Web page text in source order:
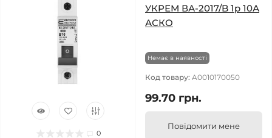
0
УКРЕМ ВА-2017/B 1р 10А
АСКО
Немає в наявності
Код товару: A0010170050
99.70 грн.
Повідомити мене